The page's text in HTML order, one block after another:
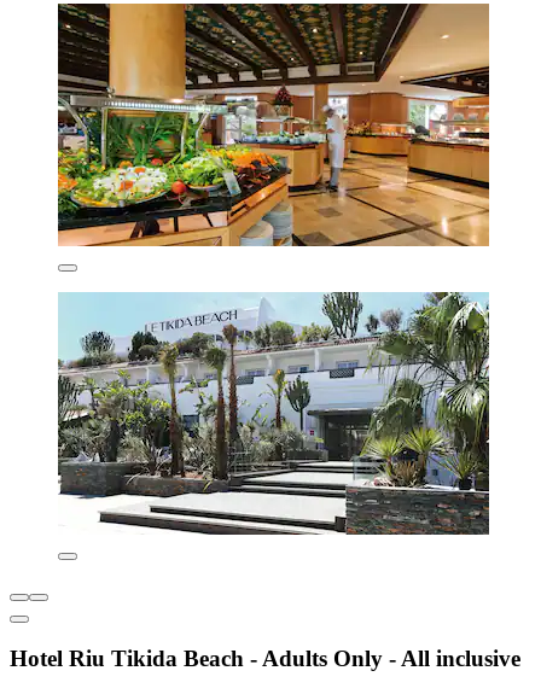
Hotel Riu Tikida Beach - Adults Only - All inclusive